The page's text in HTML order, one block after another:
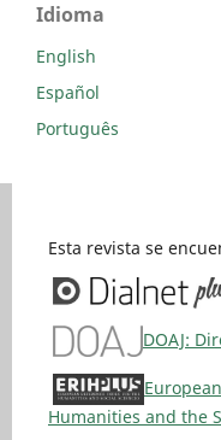
Idioma
English
Español
Português
Esta revista se
DOAJ:
Humanities and the